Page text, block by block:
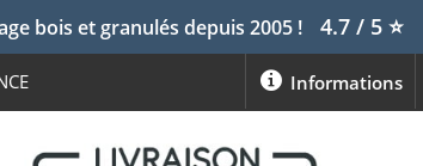
bois et granulés depuis 2005 ! 4.7 / 5⭐
Informations